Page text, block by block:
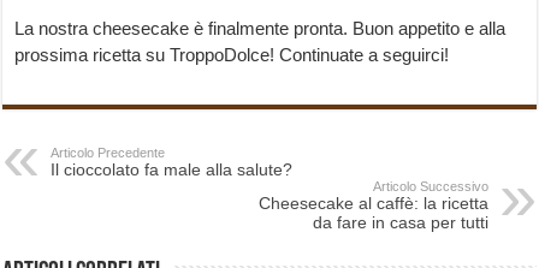
La nostra cheesecake è finalmente pronta. Buon appetito e alla
prossima ricetta su TroppoDolce! Continuate a seguirci!
Articolo Precedente
Il cioccolato fa male alla salute?
Articolo Successivo
Cheesecake al caffè: la ricetta
da fare in casa per tutti